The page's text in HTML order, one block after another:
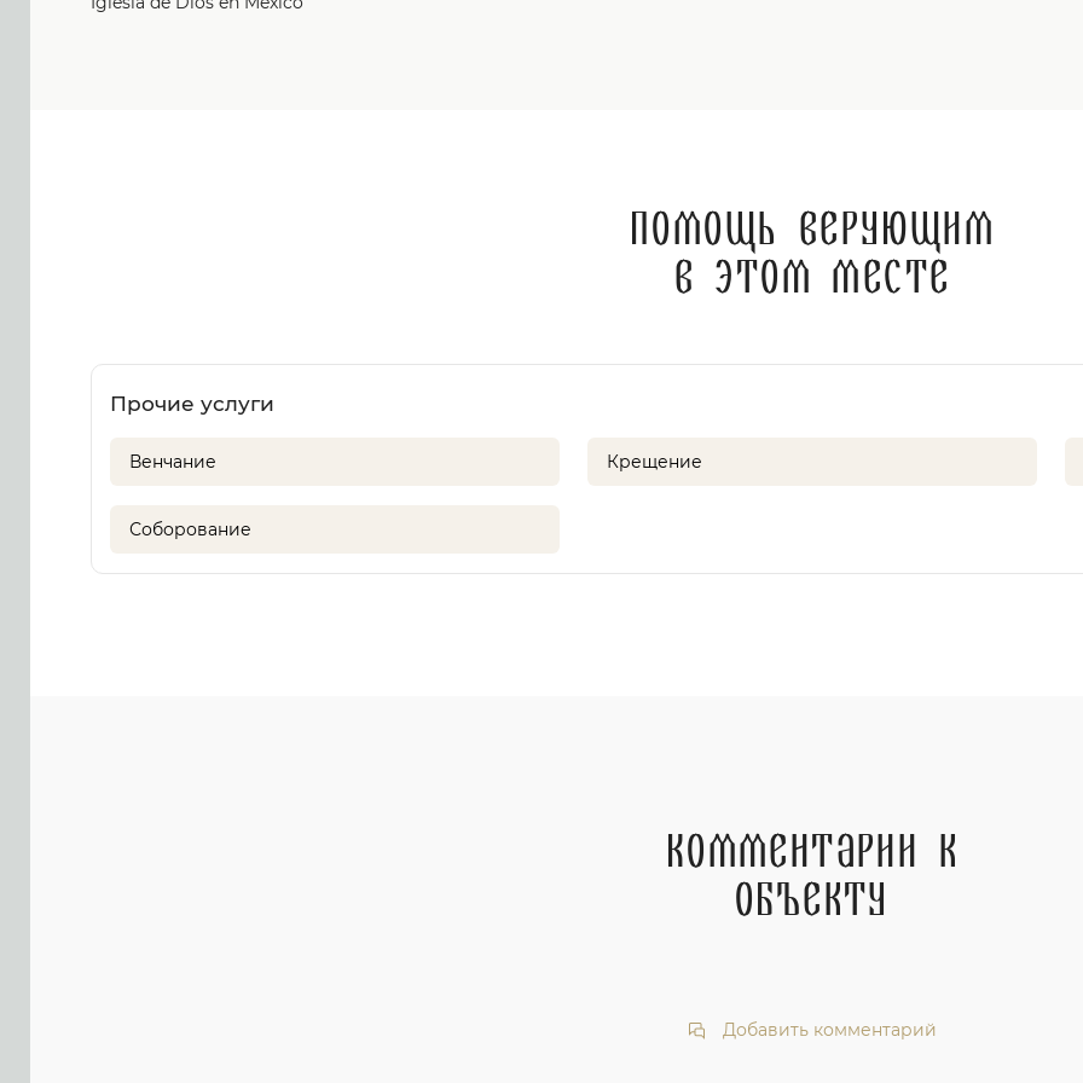
Помощь верующим
в этом месте
Прочие услуги
Венчание Крещение
Соборование
Комментарии к
объекту
Добавить комментарий